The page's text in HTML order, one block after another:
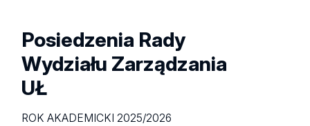
Posiedzenia Rady
Wydziału Zarządzania
UŁ
ROK AKADEMICKI 2025/2026